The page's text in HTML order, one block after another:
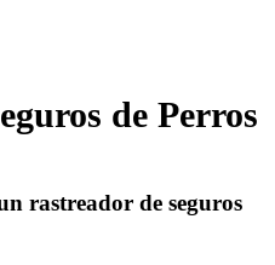
de Perros
rastreador de seguros